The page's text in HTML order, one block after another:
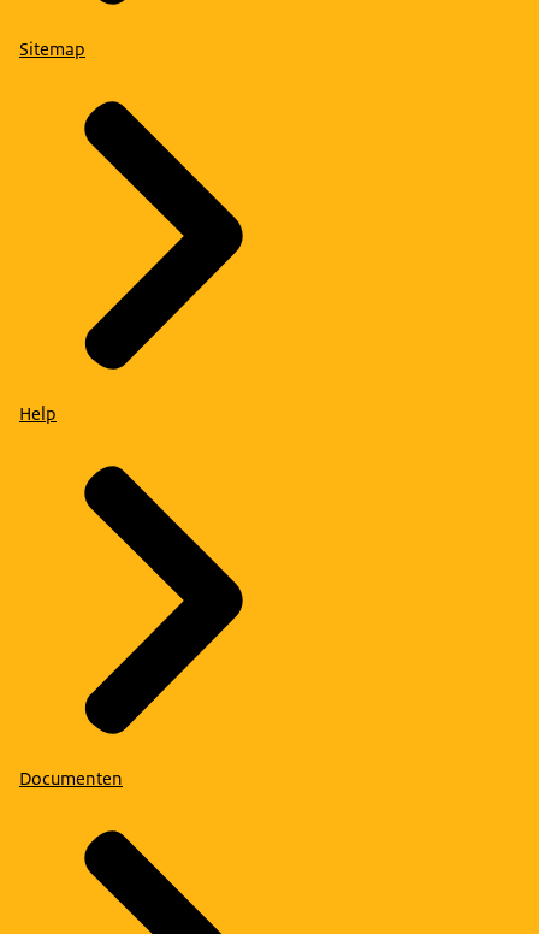
Sitemap
Help
Documenten